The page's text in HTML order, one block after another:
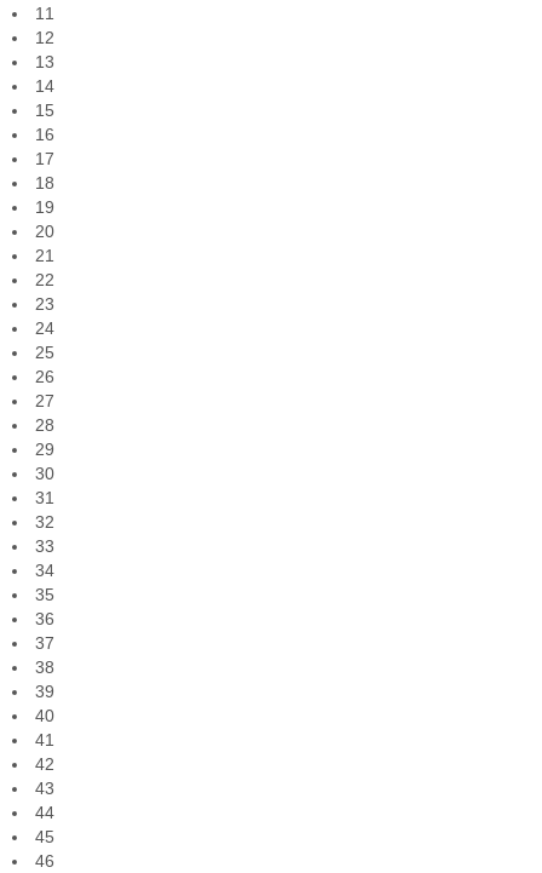
11
12
13
14
15
16
17
18
19
20
21
22
23
24
25
26
27
28
29
30
31
32
33
34
35
36
37
38
39
40
41
42
43
44
45
46